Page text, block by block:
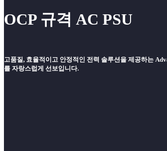
OCP 규격 AC PSU
고품질, 효율적이고 안정적인 전력 솔루션을 제공하는
를 자랑스럽게 선보입니다.